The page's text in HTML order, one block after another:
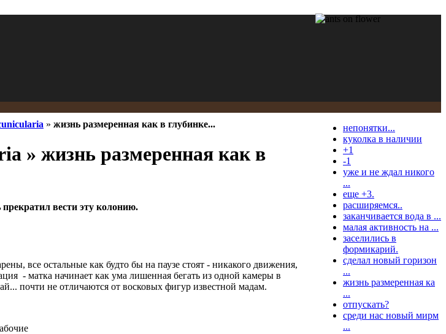
» жизнь размеренная как в глубинке...
» жизнь размеренная как в
прекратил вести эту колонию.
все остальные как будто бы на паузе стоят - никакого движения,
- матка начинает как ума лишенная бегать из одной камеры в
почти не отличаются от восковых фигур известной мадам.
непонятки...
куколка в наличии
+1
-1
уже и не ждал никого
...
еще +3.
расширяемся..
заканчивается вода в ...
малая активность на ...
заселились в
формикарий.
сделал новый горизон
...
жизнь размеренная ка
...
отпускать?
среди нас новый мирм
...